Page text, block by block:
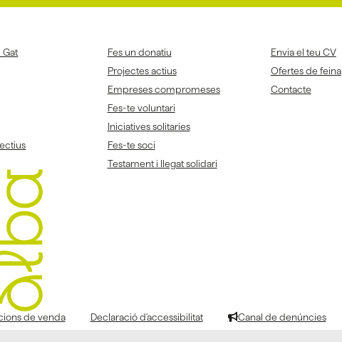
Gat
Fes un donatiu
Projectes actius
Empreses compromeses
Fes-te voluntari
Iniciatives solitaries
Fes-te soci
Testament i llegat solidari
Envia el teu CV
Ofertes de feina
Contacte
de venda Declaració d'accessibilitat Canal de denúncies